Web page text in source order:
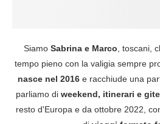
Siamo Sabrina e Marco, toscani,
tempo pieno con la valigia sempre
nasce nel 2016 e racchiude una
parliamo di weekend, itinerari e
resto d'Europa e da ottobre 2022,